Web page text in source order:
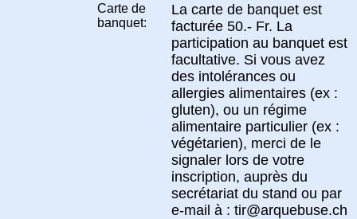
Carte de
banquet:
La carte de banquet est
facturée 50.- Fr. La
participation au banquet est
facultative. Si vous avez
des intolérances ou
allergies alimentaires (ex :
gluten), ou un régime
alimentaire particulier (ex :
végétarien), merci de le
signaler lors de votre
inscription, auprès du
secrétariat du stand ou par
e-mail à : tir@arquebuse.ch